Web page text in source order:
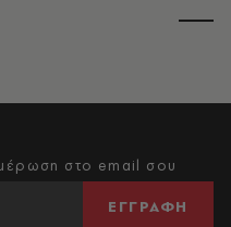
στο email σου
ΕΓΓΡΑΦΗ